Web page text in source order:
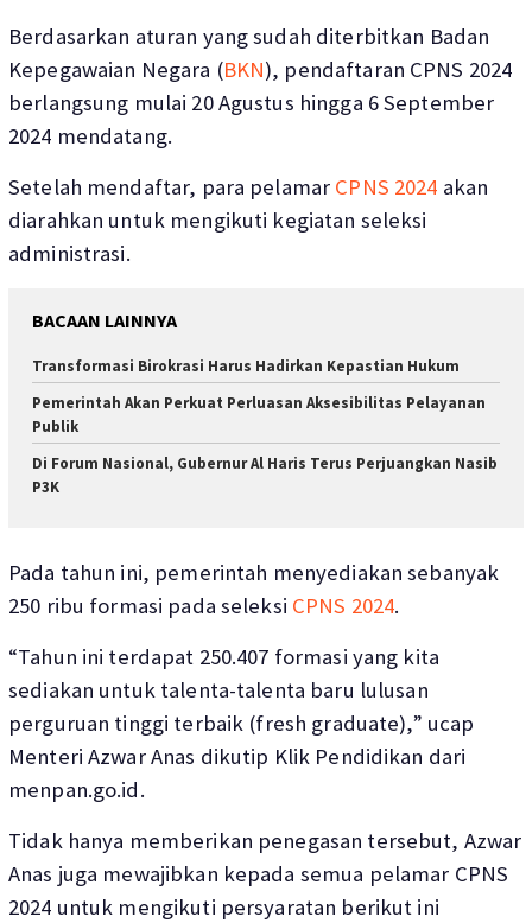
Berdasarkan aturan yang sudah diterbitkan Badan
Kepegawaian Negara (BKN), pendaftaran CPNS 2024
berlangsung mulai 20 Agustus hingga 6 September
2024 mendatang.
Setelah mendaftar, para pelamar CPNS 2024 akan
diarahkan untuk mengikuti kegiatan seleksi
administrasi.
BACAAN LAINNYA
Transformasi Birokrasi Harus Hadirkan Kepastian Hukum
Pemerintah Akan Perkuat Perluasan Aksesibilitas Pelayanan
Publik
Di Forum Nasional, Gubernur Al Haris Terus Perjuangkan Nasib
P3K
Pada tahun ini, pemerintah menyediakan sebanyak
250 ribu formasi pada seleksi CPNS 2024.
“Tahun ini terdapat 250.407 formasi yang kita
sediakan untuk talenta-talenta baru lulusan
perguruan tinggi terbaik (fresh graduate),” ucap
Menteri Azwar Anas dikutip Klik Pendidikan dari
menpan.go.id.
Tidak hanya memberikan penegasan tersebut, Azwar
Anas juga mewajibkan kepada semua pelamar CPNS
2024 untuk mengikuti persyaratan berikut ini